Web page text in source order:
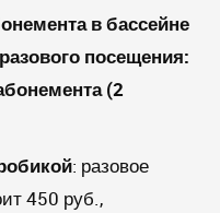
в бассейне
посещения:
(2
: разовое
450 руб.,